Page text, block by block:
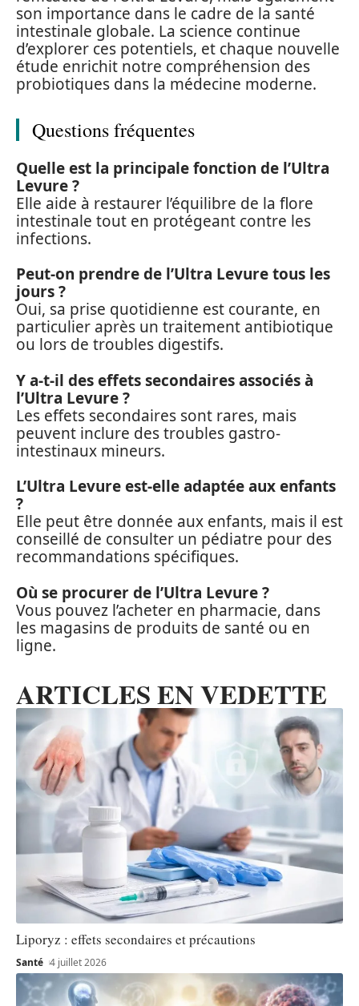
son importance dans le cadre de la santé
intestinale globale. La science continue
d’explorer ces potentiels, et chaque nouvelle
étude enrichit notre compréhension des
probiotiques dans la médecine moderne.
Questions fréquentes
Quelle est la principale fonction de l’Ultra
Levure ?
Elle aide à restaurer l’équilibre de la flore
intestinale tout en protégeant contre les
infections.
Peut-on prendre de l’Ultra Levure tous les
jours ?
Oui, sa prise quotidienne est courante, en
particulier après un traitement antibiotique
ou lors de troubles digestifs.
Y a-t-il des effets secondaires associés à
l’Ultra Levure ?
Les effets secondaires sont rares, mais
peuvent inclure des troubles gastro-
intestinaux mineurs.
L’Ultra Levure est-elle adaptée aux enfants
?
Elle peut être donnée aux enfants, mais il est
conseillé de consulter un pédiatre pour des
recommandations spécifiques.
Où se procurer de l’Ultra Levure ?
Vous pouvez l’acheter en pharmacie, dans
les magasins de produits de santé ou en
ligne.
ARTICLES EN VEDETTE
Liporyz : effets secondaires et précautions
Santé 4 juillet 2026